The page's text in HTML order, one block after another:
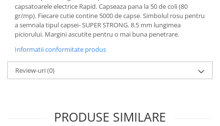
Creioane cerate
Creioane colorate
Creioane mecanice si rezerve
Cerneala si rezerva pentru stilou
Stilouri
Radiere
capsatoarele electrice Rapid. Capseaza pana la 50 de coli (80
gr/mp). Fiecare cutie contine 5000 de capse. Simbolul rosu pentru
a semnala tipul capsei- SUPER STRONG. 8.5 mm lungimea
piciorului. Margini ascutite pentru o mai buna penetrare.
Informatii conformitate produs
Review-uri(0)
PRODUSE SIMILARE